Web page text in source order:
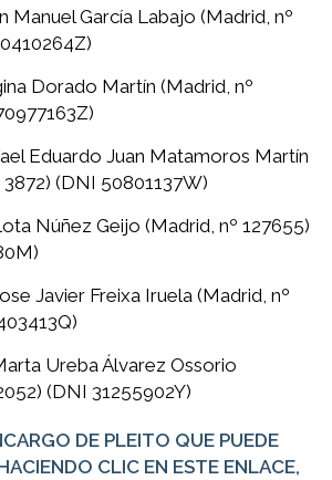
Manuel García Labajo (Madrid, nº
Dorado Martín (Madrid, nº
Eduardo Juan Matamoros Martín
(DNI 50801137W)
Núñez Geijo (Madrid, nº 127655)
Javier Freixa Iruela (Madrid, nº
Ureba Álvarez Ossorio
(DNI 31255902Y)
DE PLEITO QUE PUEDE
CLIC EN ESTE ENLACE,